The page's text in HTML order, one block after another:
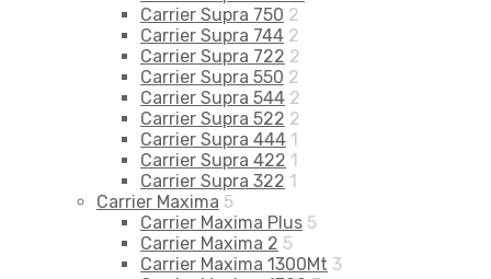
Carrier Supra 750 2
Carrier Supra 744 2
Carrier Supra 722 2
Carrier Supra 550 2
Carrier Supra 544 2
Carrier Supra 522 2
Carrier Supra 444 1
Carrier Supra 422 1
Carrier Supra 322 1
Carrier Maxima 5
Carrier Maxima Plus 5
Carrier Maxima 2 5
Carrier Maxima 1300Mt 3